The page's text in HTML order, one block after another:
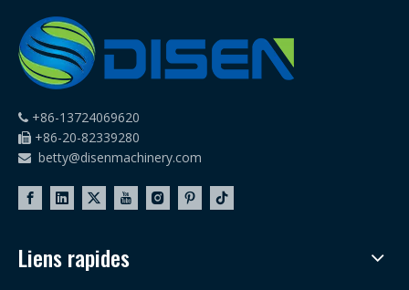
 +86-13724069620
 +86-20-82339280
 betty@disenmachinery.com
Liens rapides